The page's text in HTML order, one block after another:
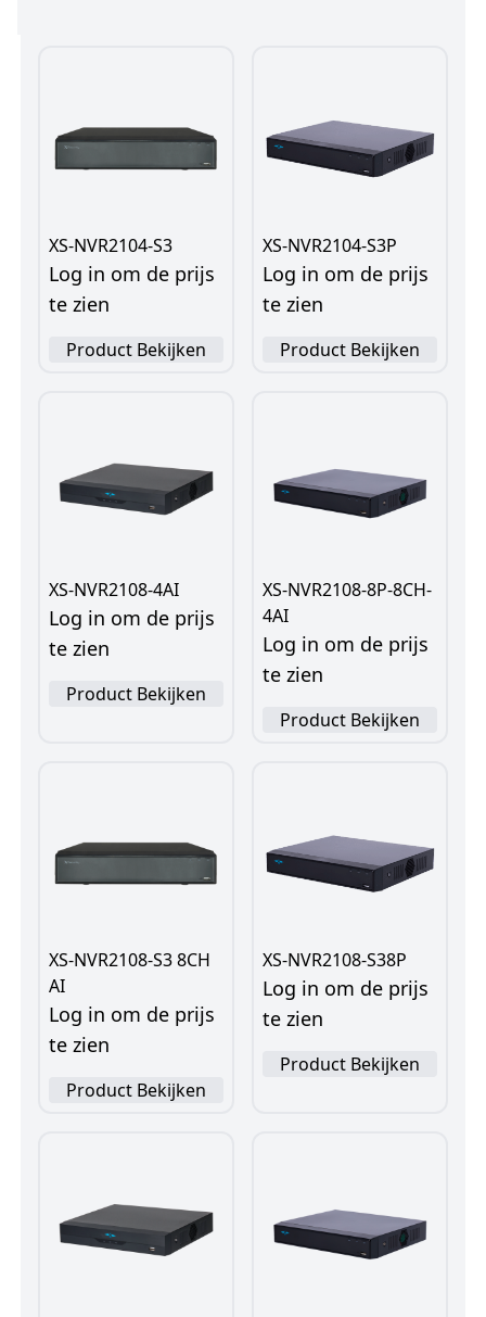
XS-NVR2104-S3
Log in om de prijs
te zien
Product Bekijken
XS-NVR2104-S3P
Log in om de prijs
te zien
Product Bekijken
XS-NVR2108-4AI
Log in om de prijs
te zien
Product Bekijken
XS-NVR2108-8P-8CH-
4AI
Log in om de prijs
te zien
Product Bekijken
XS-NVR2108-S3 8CH
AI
Log in om de prijs
te zien
Product Bekijken
XS-NVR2108-S38P
Log in om de prijs
te zien
Product Bekijken